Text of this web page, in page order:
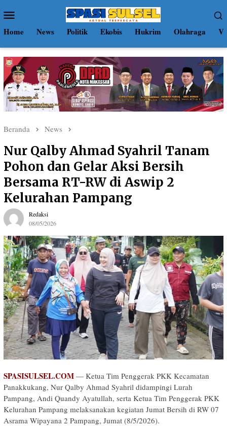
ke
kontenMobile
Home News Politik Ekobis Hukrim Olahraga
Beranda News
Nur Qalby Ahmad Syahril Tanam
Pohon dan Gelar Aksi Bersih
Bersama RT-RW di Aswip 2
Kelurahan Pampang
Redaksi
08/05/2026
SPASISULSEL.COM — Ketua Tim Penggerak PKK Kecamatan
Panakkukang, Nur Qalby Ahmad Syahril didampingi Lurah
Pampang, Andi Quandy Ayatullah, serta Ketua Tim Penggerak PKK
Kelurahan Pampang melaksanakan kegiatan Jumat Bersih di RW 07
Asrama Wipayana 2 Pampang, Jumat (8/5/2026).